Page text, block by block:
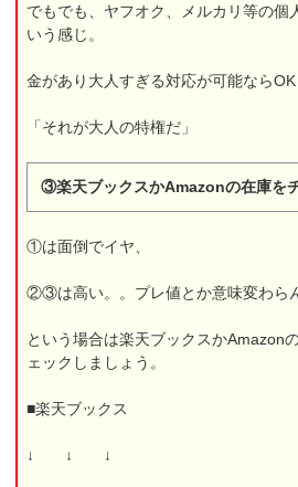
でもでも、ヤフオク、メルカリ等の個
いう感じ。
金があり大人すぎる対応が可能ならOK
「それが大人の特権だ」
③楽天ブックスかAmazonの在庫を
①は面倒でイヤ、
②③は高い。。プレ値とか意味変わら
という場合は楽天ブックスかAmazon
ェックしましょう。
■楽天ブックス
↓ ↓ ↓